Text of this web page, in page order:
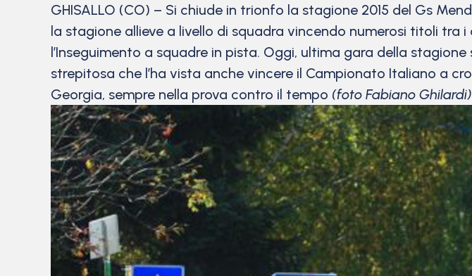
GHISALLO (CO) – Si chiude in trionfo la stagione 2015 del Gs
la stagione allieve a livello di squadra vincendo numerosi titoli tra
l’Inseguimento a squadre in pista. Oggi, ultima gara della
strepitosa che l’ha vista anche vincere il Campionato Italiano a
Georgia, sempre nella prova contro il tempo (foto Fabiano Ghilardi)